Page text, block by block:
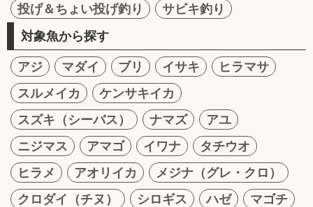
投げ＆ちょい投げ釣り
サビキ釣り
対象魚から探す
アジ マダイ ブリ イサキ
ヒラマサ
スルメイカ
ケンサキイカ
スズキ（シーバス）
ナマズ
アユ
ニジマス
アマゴ イワナ
タチウオ
ヒラメ
アオリイカ
メジナ（グレ・クロ）
クロダイ（チヌ）
シロギス ハゼ
マゴチ